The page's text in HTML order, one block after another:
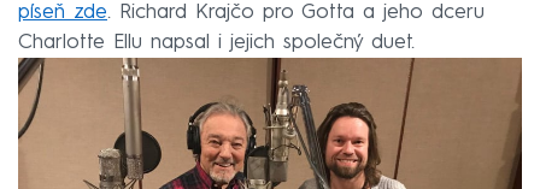
píseň zde. Richard Krajčo pro Gotta a jeho dceru
Charlotte Ellu napsal i jejich společný duet.